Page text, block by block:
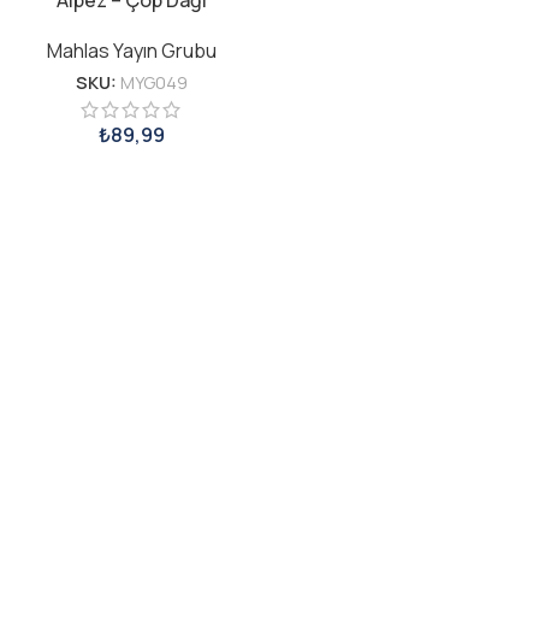
Mahlas Yayın Grubu
SKU: MYG049
₺89,99